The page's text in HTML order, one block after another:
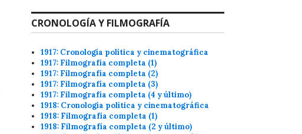
CRONOLOGÍA Y FILMOGRAFÍA
1917: Cronología política y cinematográfica
1917: Filmografía completa (1)
1917: Filmografía completa (2)
1917: Filmografía completa (3)
1917: Filmografía completa (4 y último)
1918: Cronología política y cinematográfica
1918: Filmografía completa (1)
1918: Filmografía completa (2 y último)